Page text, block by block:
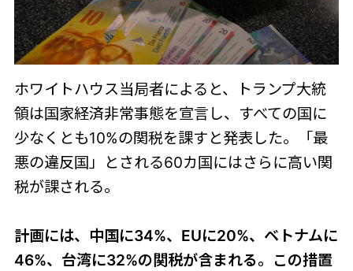
ホワイトハウス当局者によると、トランプ大統
領は国家経済非常事態を宣言し、すべての国に
少なくとも10%の関税を課すと発表した。「最
悪の違反国」とされる60カ国にはさらに高い関
税が課される。
計画には、中国に34%、EUに20%、ベトナムに
46%、台湾に32%の関税が含まれる。この措置